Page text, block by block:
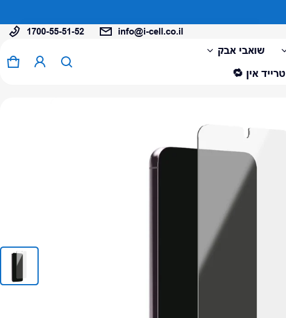
1700-55-51-52 info@i-cell.co.il
שואבי אבק
טרייד אין 🔁
0 פריטים